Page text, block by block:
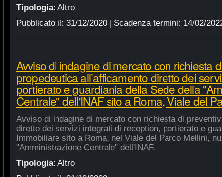
Tipologia: Altro
Pubblicato il: 31/12/2020| Scadenza termini: 14/02/
Avviso di indagine di mercato con richiesta
propedeutica all’affidamento diretto dei
portierato e guardiania della Sede della
Centrale" dell'INAF sito a Roma, Viale del
Avviso di indagine di mercato con richiesta di
diretto dei servizi integrati di reception, portierato e
Immobiliare sito a Roma, nel Viale del Parco Mellini,
"Amministrazione Centrale" dell'INAF.
Tipologia: Altro